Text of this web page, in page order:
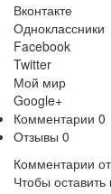
Вконтакте
Одноклассники
Facebook
Twitter
Мой мир
Google+
Комментарии 0
Отзывы 0
Комментарии
Чтобы